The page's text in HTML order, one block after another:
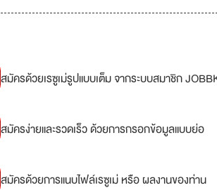
สมัครด้วยเรซูเม่รูปแบบเต็ม จากระบบสมาชิก
สมัครง่ายและรวดเร็ว ด้วยการกรอกข้อมูลแบบย่อ
สมัครด้วยการแนบไฟล์เรซูเม่ หรือ ผลงานของท่าน